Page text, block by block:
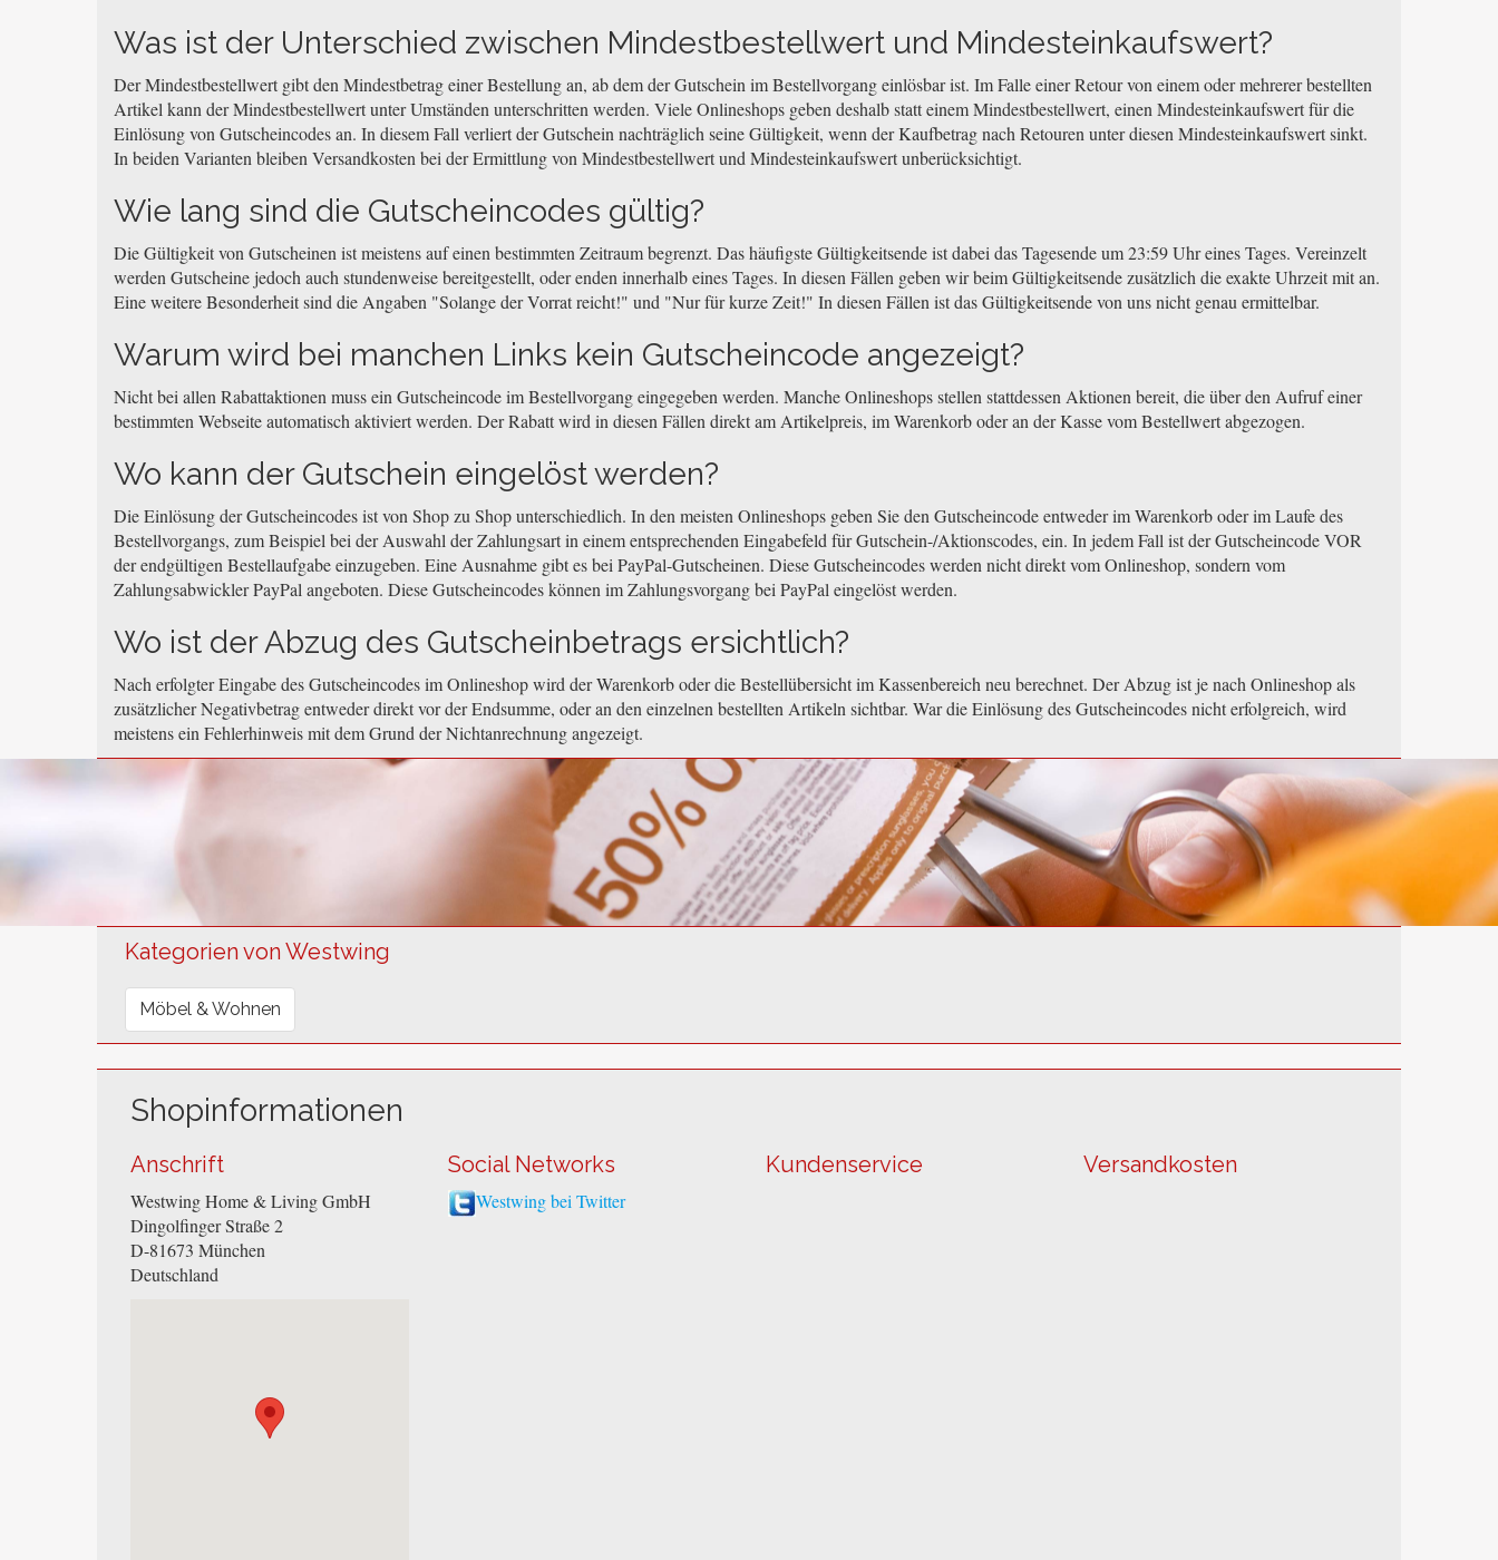
Was ist der Unterschied zwischen Mindestbestellwert und Mindesteinkaufswert?
Der Mindestbestellwert gibt den Mindestbetrag einer Bestellung an, ab dem der Gutschein im Bestellvorgang einlösbar ist. Im Falle einer Retour von einem oder mehrerer bestellten
Artikel kann der Mindestbestellwert unter Umständen unterschritten werden. Viele Onlineshops geben deshalb statt einem Mindestbestellwert, einen Mindesteinkaufswert für die
Einlösung von Gutscheincodes an. In diesem Fall verliert der Gutschein nachträglich seine Gültigkeit, wenn der Kaufbetrag nach Retouren unter diesen Mindesteinkaufswert sinkt.
In beiden Varianten bleiben Versandkosten bei der Ermittlung von Mindestbestellwert und Mindesteinkaufswert unberücksichtigt.
Wie lang sind die Gutscheincodes gültig?
Die Gültigkeit von Gutscheinen ist meistens auf einen bestimmten Zeitraum begrenzt. Das häufigste Gültigkeitsende ist dabei das Tagesende um 23:59 Uhr eines Tages. Vereinzelt
werden Gutscheine jedoch auch stundenweise bereitgestellt, oder enden innerhalb eines Tages. In diesen Fällen geben wir beim Gültigkeitsende zusätzlich die exakte Uhrzeit mit an.
Eine weitere Besonderheit sind die Angaben "Solange der Vorrat reicht!" und "Nur für kurze Zeit!" In diesen Fällen ist das Gültigkeitsende von uns nicht genau ermittelbar.
Warum wird bei manchen Links kein Gutscheincode angezeigt?
Nicht bei allen Rabattaktionen muss ein Gutscheincode im Bestellvorgang eingegeben werden. Manche Onlineshops stellen stattdessen Aktionen bereit, die über den Aufruf einer
bestimmten Webseite automatisch aktiviert werden. Der Rabatt wird in diesen Fällen direkt am Artikelpreis, im Warenkorb oder an der Kasse vom Bestellwert abgezogen.
Wo kann der Gutschein eingelöst werden?
Die Einlösung der Gutscheincodes ist von Shop zu Shop unterschiedlich. In den meisten Onlineshops geben Sie den Gutscheincode entweder im Warenkorb oder im Laufe des
Bestellvorgangs, zum Beispiel bei der Auswahl der Zahlungsart in einem entsprechenden Eingabefeld für Gutschein-/Aktionscodes, ein. In jedem Fall ist der Gutscheincode VOR
der endgültigen Bestellaufgabe einzugeben. Eine Ausnahme gibt es bei PayPal-Gutscheinen. Diese Gutscheincodes werden nicht direkt vom Onlineshop, sondern vom
Zahlungsabwickler PayPal angeboten. Diese Gutscheincodes können im Zahlungsvorgang bei PayPal eingelöst werden.
Wo ist der Abzug des Gutscheinbetrags ersichtlich?
Nach erfolgter Eingabe des Gutscheincodes im Onlineshop wird der Warenkorb oder die Bestellübersicht im Kassenbereich neu berechnet. Der Abzug ist je nach Onlineshop als
zusätzlicher Negativbetrag entweder direkt vor der Endsumme, oder an den einzelnen bestellten Artikeln sichtbar. War die Einlösung des Gutscheincodes nicht erfolgreich, wird
meistens ein Fehlerhinweis mit dem Grund der Nichtanrechnung angezeigt.
Kategorien von Westwing
Möbel & Wohnen
Shopinformationen
Anschrift
Westwing Home & Living GmbH
Dingolfinger Straße 2
D-81673 München
Deutschland
Social Networks
Westwing bei Twitter
Kundenservice Versandkosten